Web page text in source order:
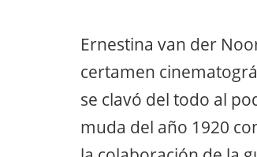
Ernestina van der
certamen
se clavó del todo al
muda del año 1920